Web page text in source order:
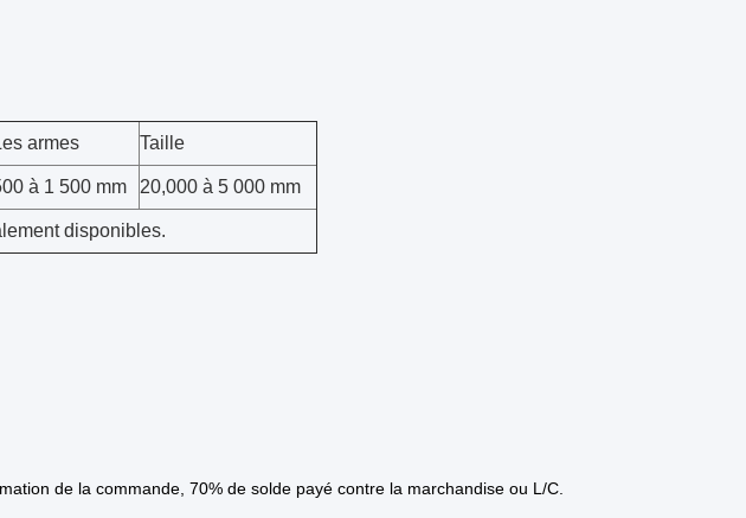
armes Taille
à 1 500 mm 20,000 à 5 000 mm
disponibles.
de la commande, 70% de solde payé contre la marchandise ou L/C.